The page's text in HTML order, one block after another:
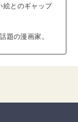
絵とのギャップ
題の漫画家。